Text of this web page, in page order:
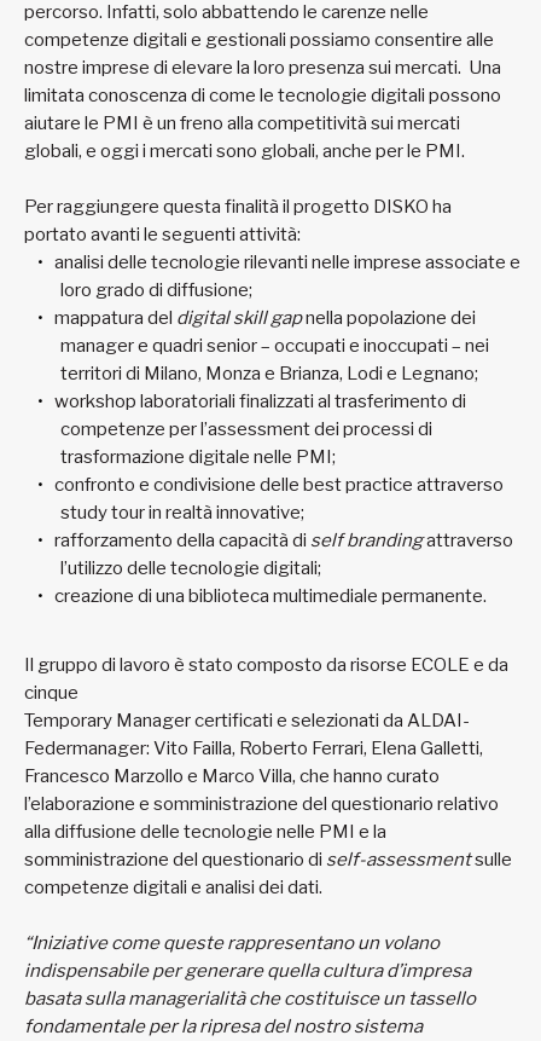
percorso. Infatti, solo abbattendo le carenze nelle
competenze digitali e gestionali possiamo consentire alle
nostre imprese di elevare la loro presenza sui mercati. Una
limitata conoscenza di come le tecnologie digitali possono
aiutare le PMI è un freno alla competitività sui mercati
globali, e oggi i mercati sono globali, anche per le PMI.
Per raggiungere questa finalità il progetto DISKO ha
portato avanti le seguenti attività:
analisi delle tecnologie rilevanti nelle imprese associate e
loro grado di diffusione;
mappatura del digital skill gapnella popolazione dei
manager e quadri senior – occupati e inoccupati – nei
territori di Milano, Monza e Brianza, Lodi e Legnano;
workshop laboratoriali finalizzati al trasferimento di
competenze per l’assessment dei processi di
trasformazione digitale nelle PMI;
confronto e condivisione delle best practice attraverso
study tour in realtà innovative;
rafforzamento della capacità di self brandingattraverso
l’utilizzo delle tecnologie digitali;
creazione di una biblioteca multimediale permanente.
Il gruppo di lavoro è stato composto da risorse ECOLE e da
cinque
Temporary Manager certificati e selezionati da ALDAI-
Federmanager: Vito Failla, Roberto Ferrari, Elena Galletti,
Francesco Marzollo e Marco Villa, che hanno curato
l’elaborazione e somministrazione del questionario relativo
alla diffusione delle tecnologie nelle PMI e la
somministrazione del questionario di self-assessmentsulle
competenze digitali e analisi dei dati.
“Iniziative come queste rappresentano un volano
indispensabile per generare quella cultura d’impresa
basata sulla managerialità che costituisce un tassello
fondamentale per la ripresa del nostro sistema